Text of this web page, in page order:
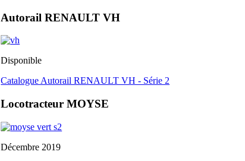
Autorail RENAULT VH
Disponible
Catalogue Autorail RENAULT VH - Série 2
Locotracteur MOYSE
Décembre 2019